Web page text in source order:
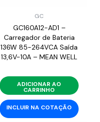
GC
GC160A12-AD1 –
Carregador de Bateria
136W 85-264VCA Saída
13,6V-10A – MEAN WELL
ADICIONAR AO
CARRINHO
INCLUIR NA COTAÇÃO